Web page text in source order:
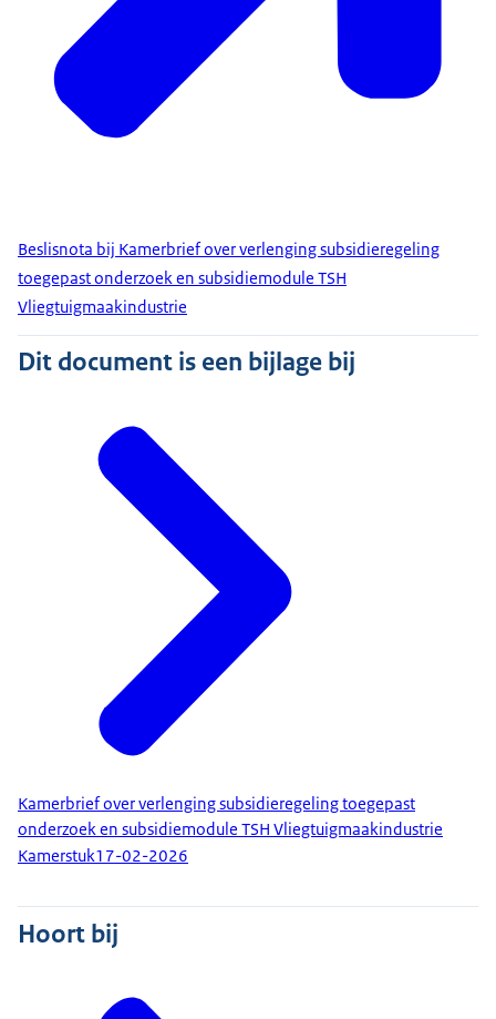
Beslisnota bij Kamerbrief over verlenging subsidieregeling
toegepast onderzoek en subsidiemodule TSH
Vliegtuigmaakindustrie
Dit document is een bijlage bij
Kamerbrief over verlenging subsidieregeling toegepast
onderzoek en subsidiemodule TSH Vliegtuigmaakindustrie
Kamerstuk17-02-2026
Hoort bij